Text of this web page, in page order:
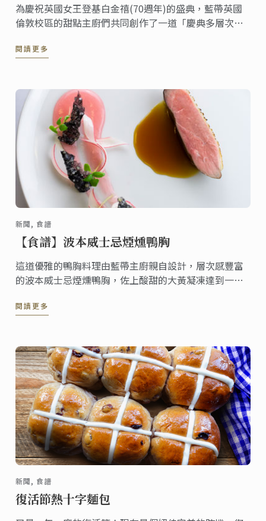
為慶祝英國女王登基白金禧(70週年)的盛典，藍帶英國
倫敦校區的甜點主廚們共同創作了一道「慶典多層次蛋
禧皇冠》這道甜點包含了香檳慕斯、糖漬紅漿果、檸檬
閱讀更多
新聞, 食譜
【食譜】波本威士忌煙燻鴨胸
這道優雅的鴨胸料理由藍帶主廚親自設計，層次感豐富
的波本威士忌煙燻鴨胸，佐上酸甜的大黃凝凍達到一種
脆口感。
閱讀更多
新聞, 食譜
復活節熱十字麵包